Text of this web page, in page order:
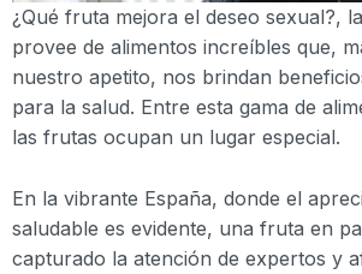
¿Qué fruta mejora el deseo sexual?,
provee de alimentos increíbles que,
nuestro apetito, nos brindan
para la salud. Entre esta gama de
las frutas ocupan un lugar especial.
En la vibrante España, donde el
saludable es evidente, una fruta en
capturado la atención de expertos y